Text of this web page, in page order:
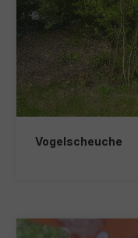
Vogelscheuche